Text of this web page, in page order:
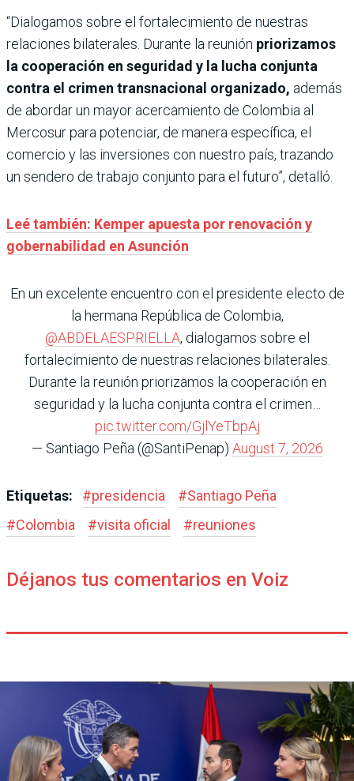
“Dialogamos sobre el fortalecimiento de nuestras
relaciones bilaterales. Durante la reunión priorizamos
la cooperación en seguridad y la lucha conjunta
contra el crimen transnacional organizado, además
de abordar un mayor acercamiento de Colombia al
Mercosur para potenciar, de manera específica, el
comercio y las inversiones con nuestro país, trazando
un sendero de trabajo conjunto para el futuro”, detalló.
Leé también: Kemper apuesta por renovación y
gobernabilidad en Asunción
En un excelente encuentro con el presidente electo de
la hermana República de Colombia,
@ABDELAESPRIELLA, dialogamos sobre el
fortalecimiento de nuestras relaciones bilaterales.
Durante la reunión priorizamos la cooperación en
seguridad y la lucha conjunta contra el crimen…
pic.twitter.com/GjlYeTbpAj
— Santiago Peña (@SantiPenap) August 7, 2026
Etiquetas: #presidencia #Santiago Peña
#Colombia #visita oficial #reuniones
Déjanos tus comentarios en Voiz